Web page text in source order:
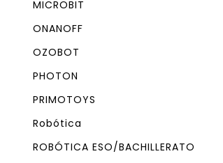
MICROBIT
ONANOFF
OZOBOT
PHOTON
PRIMOTOYS
Robótica
ROBÓTICA ESO/BACHILLERATO